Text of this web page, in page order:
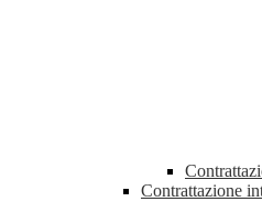
Contrattazione